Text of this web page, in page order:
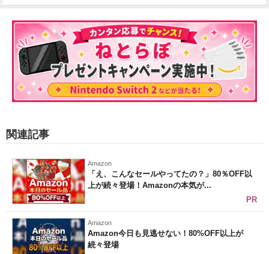
関連記事
Amazon
「え、こんなセールやってたの？」80％OFF以
上が続々登場！Amazonの本気が...
PR
Amazon
Amazon今日も見逃せない！80%OFF以上が
続々登場